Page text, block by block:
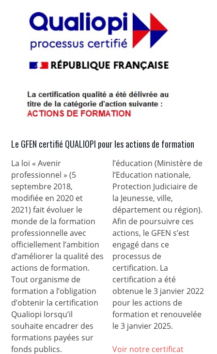
Le GFEN certifié QUALIOPI pour les actions de formation
La loi « Avenir
professionnel » (5
septembre 2018,
modifiée en 2020 et
2021) fait évoluer le
monde de la formation
professionnelle avec
officiellement l’ambition
d’améliorer la qualité des
actions de formation.
Tout organisme de
formation a l’obligation
d’obtenir la certification
Qualiopi lorsqu’il
souhaite encadrer des
formations payées sur
fonds publics.
l’éducation (Ministère de
l’Education nationale,
Protection Judiciaire de
la Jeunesse, ville,
département ou région).
Afin de poursuivre ces
actions, le GFEN s’est
engagé dans ce
processus de
certification. La
certification a été
obtenue le 3 janvier 2022
pour les actions de
formation et renouvelée
le 3 janvier 2025.
Voir notre certificat